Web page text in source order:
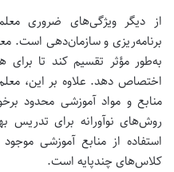
از دیگر ویژگی‌های ضروری
برنامه‌ریزی و سازمان‌دهی است.
به‌طور مؤثر تقسیم کند تا
اختصاص دهد. علاوه بر این، معلم
منابع و مواد آموزشی محدود
روش‌های نوآورانه برای تدریس
استفاده از منابع آموزشی
کلاس‌های چندپایه است.